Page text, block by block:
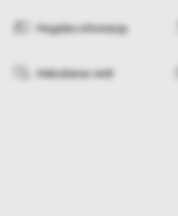
Piegādes informācija
Maksāšanas veidi